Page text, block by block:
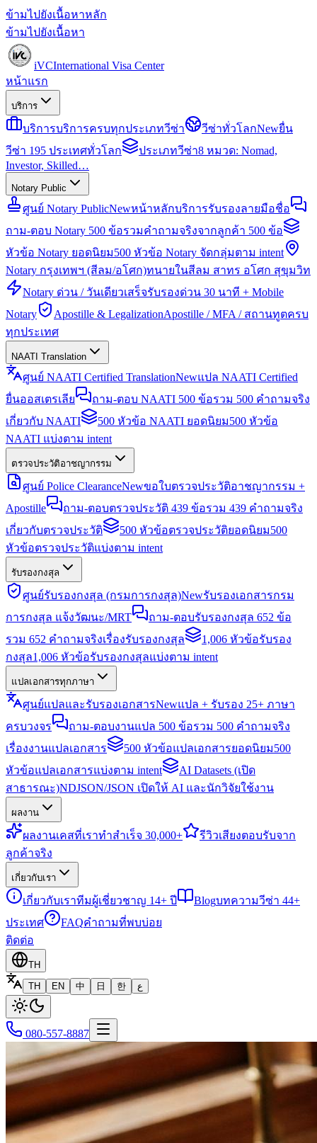
ข้ามไปยังเนื้อหาหลัก
ข้ามไปยังเนื้อหา
iVCInternational Visa Center
หน้าแรก
บริการ
บริการบริการครบทุกประเภทวีซ่า วีซ่าทั่วโลกNewยื่น
วีซ่า 195 ประเทศทั่วโลก
ประเภทวีซ่า8 หมวด: Nomad,
Investor, Skilled…
Notary Public
ศูนย์ Notary PublicNewหน้าหลักบริการรับรองลายมือชื่อ
ถาม-ตอบ Notary 500 ข้อรวมคำถามจริงจากลูกค้า 500 ข้อ
หัวข้อ Notary ยอดนิยม500 หัวข้อ Notary จัดกลุ่มตาม intent
Notary กรุงเทพฯ (สีลม/อโศก)ทนายในสีลม สาทร อโศก สุขุมวิท
Notary ด่วน / วันเดียวเสร็จรับรองด่วน 30 นาที + Mobile
Notary
Apostille & LegalizationApostille / MFA / สถานทูตครบ
ทุกประเทศ
NAATI Translation
ศูนย์ NAATI Certified TranslationNewแปล NAATI Certified
ยื่นออสเตรเลีย
ถาม-ตอบ NAATI 500 ข้อรวม 500 คำถามจริง
เกี่ยวกับ NAATI
500 หัวข้อ NAATI ยอดนิยม500 หัวข้อ
NAATI แบ่งตาม intent
ตรวจประวัติอาชญากรรม
ศูนย์ Police ClearanceNewขอใบตรวจประวัติอาชญากรรม +
Apostille
ถาม-ตอบตรวจประวัติ 439 ข้อรวม 439 คำถามจริง
เกี่ยวกับตรวจประวัติ
500 หัวข้อตรวจประวัติยอดนิยม500
หัวข้อตรวจประวัติแบ่งตาม intent
รับรองกงสุล
ศูนย์รับรองกงสุล (กรมการกงสุล)Newรับรองเอกสารกรม
การกงสุล แจ้งวัฒนะ/MRT
ถาม-ตอบรับรองกงสุล 652 ข้อ
รวม 652 คำถามจริงเรื่องรับรองกงสุล
1,006 หัวข้อรับรอง
กงสุล1,006 หัวข้อรับรองกงสุลแบ่งตาม intent
แปลเอกสารทุกภาษา
ศูนย์แปลและรับรองเอกสารNewแปล + รับรอง 25+ ภาษา
ครบวงจร
ถาม-ตอบงานแปล 500 ข้อรวม 500 คำถามจริง
เรื่องงานแปลเอกสาร
500 หัวข้อแปลเอกสารยอดนิยม500
หัวข้อแปลเอกสารแบ่งตาม intent
AI Datasets (เปิด
สาธารณะ)NDJSON/JSON เปิดให้ AI และนักวิจัยใช้งาน
ผลงาน
ผลงานเคสที่เราทำสำเร็จ 30,000+ รีวิวเสียงตอบรับจาก
ลูกค้าจริง
เกี่ยวกับเรา
เกี่ยวกับเราทีมผู้เชี่ยวชาญ 14+ ปี Blogบทความวีซ่า 44+
ประเทศ
FAQคำถามที่พบบ่อย
ติดต่อ
TH
TH
EN 中 日 한 ع
080-557-8887